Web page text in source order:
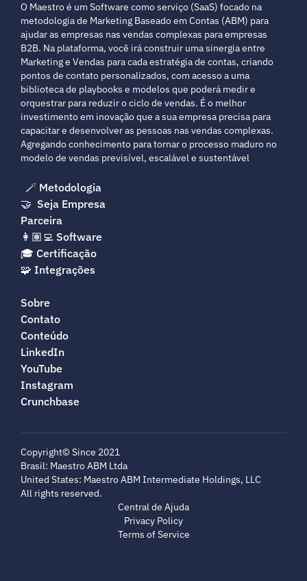
O Maestro é um Software como serviço (SaaS) focado na
metodologia de Marketing Baseado em Contas (ABM) para
ajudar as empresas nas vendas complexas para empresas
B2B. Na plataforma, você irá construir uma sinergia entre
Marketing e Vendas para cada estratégia de contas, criando
pontos de contato personalizados, com acesso a uma
biblioteca de playbooks e modelos que poderá medir e
orquestrar para reduzir o ciclo de vendas. É o melhor
investimento em inovação que a sua empresa precisa para
capacitar e desenvolver as pessoas nas vendas complexas.
Agregando conhecimento para tornar o processo maduro no
modelo de vendas previsível, escalável e sustentável
🪄 Metodologia
🤝  Seja Empresa
Parceira
👩🏽‍💻 Software
🎓 Certificação
🧩 Integrações
Sobre
Contato
Conteúdo
LinkedIn
YouTube
Instagram
Crunchbase
Copyright© Since 2021
Brasil: Maestro ABM Ltda
United States: Maestro ABM Intermediate Holdings, LLC
All rights reserved.
Central de Ajuda
Privacy Policy
Terms of Service